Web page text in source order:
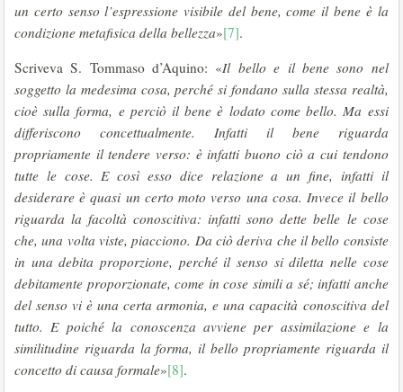
un certo senso l’espressione visibile del bene, come il bene è la
condizione metafisica della bellezza»[7].
Scriveva S. Tommaso d’Aquino: «Il bello e il bene sono nel
soggetto la medesima cosa, perché si fondano sulla stessa realtà,
cioè sulla forma, e perciò il bene è lodato come bello. Ma essi
differiscono concettualmente. Infatti il bene riguarda
propriamente il tendere verso: è infatti buono ciò a cui tendono
tutte le cose. E così esso dice relazione a un fine, infatti il
desiderare è quasi un certo moto verso una cosa. Invece il bello
riguarda la facoltà conoscitiva: infatti sono dette belle le cose
che, una volta viste, piacciono. Da ciò deriva che il bello consiste
in una debita proporzione, perché il senso si diletta nelle cose
debitamente proporzionate, come in cose simili a sé; infatti anche
del senso vi è una certa armonia, e una capacità conoscitiva del
tutto. E poiché la conoscenza avviene per assimilazione e la
similitudine riguarda la forma, il bello propriamente riguarda il
concetto di causa formale»[8].